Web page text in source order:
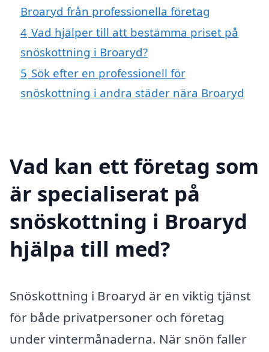
Broaryd från professionella företag
4 Vad hjälper till att bestämma priset på
snöskottning i Broaryd?
5 Sök efter en professionell för
snöskottning i andra städer nära Broaryd
Vad kan ett företag som
är specialiserat på
snöskottning i Broaryd
hjälpa till med?
Snöskottning i Broaryd är en viktig tjänst
för både privatpersoner och företag
under vintermånaderna. När snön faller